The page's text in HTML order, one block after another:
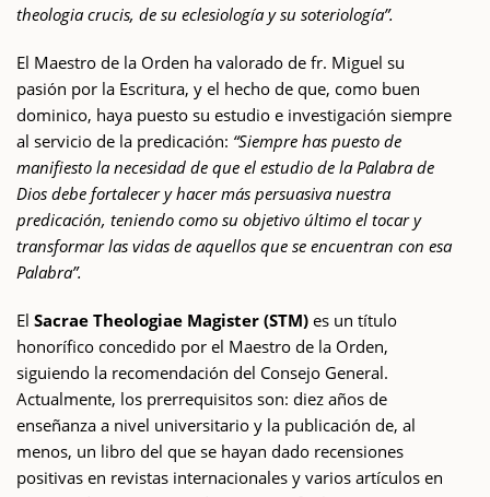
theologia crucis, de su eclesiología y su soteriología”.
El Maestro de la Orden ha valorado de fr. Miguel su
pasión por la Escritura, y el hecho de que, como buen
dominico, haya puesto su estudio e investigación siempre
al servicio de la predicación: “Siempre has puesto de
manifiesto la necesidad de que el estudio de la Palabra de
Dios debe fortalecer y hacer más persuasiva nuestra
predicación, teniendo como su objetivo último el tocar y
transformar las vidas de aquellos que se encuentran con esa
Palabra”.
El Sacrae Theologiae Magister (STM) es un título
honorífico concedido por el Maestro de la Orden,
siguiendo la recomendación del Consejo General.
Actualmente, los prerrequisitos son: diez años de
enseñanza a nivel universitario y la publicación de, al
menos, un libro del que se hayan dado recensiones
positivas en revistas internacionales y varios artículos en